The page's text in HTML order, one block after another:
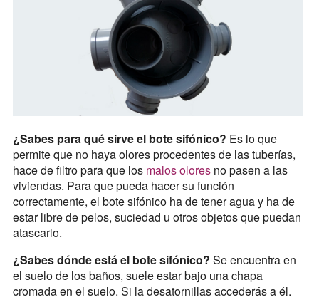
¿Sabes para qué sirve el bote sifónico? Es lo que
permite que no haya olores procedentes de las tuberías,
hace de filtro para que los malos oloresno pasen a las
viviendas. Para que pueda hacer su función
correctamente, el bote sifónico ha de tener agua y ha de
estar libre de pelos, suciedad u otros objetos que puedan
atascarlo.
¿Sabes dónde está el bote sifónico? Se encuentra en
el suelo de los baños, suele estar bajo una chapa
cromada en el suelo. Si la desatornillas accederás a él.